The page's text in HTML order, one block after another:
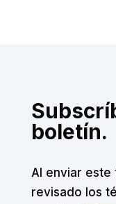
boletín.
Al enviar este
revisado los